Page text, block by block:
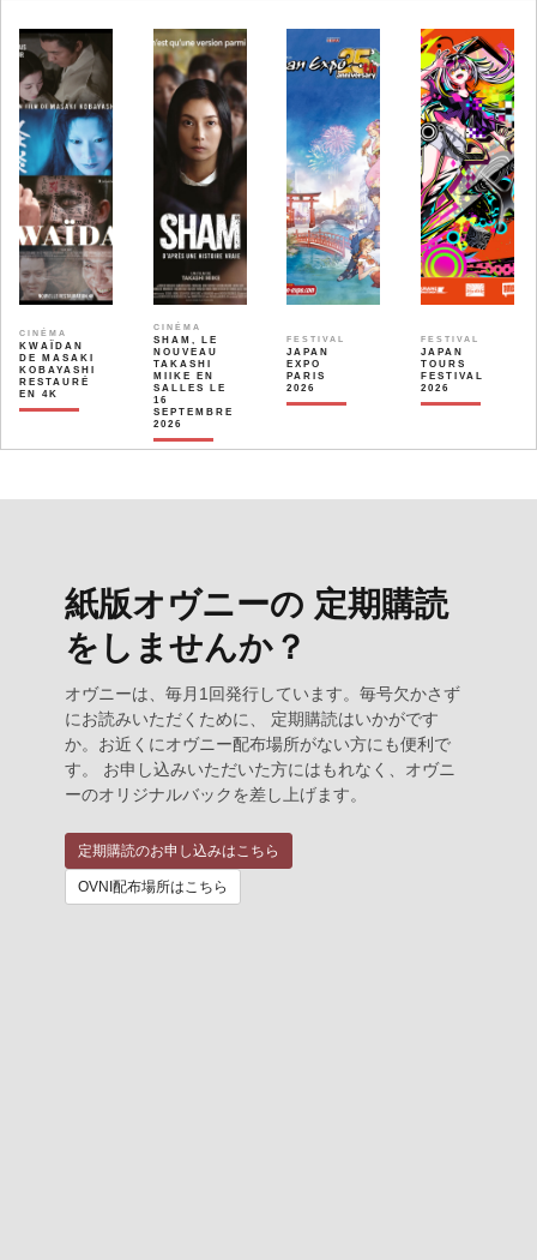
CINÉMA
KWAÏDAN
DE MASAKI
KOBAYASHI
RESTAURÉ
EN 4K
CINÉMA
SHAM, LE
NOUVEAU
TAKASHI
MIIKE EN
SALLES LE
16
SEPTEMBRE
2026
FESTIVAL
JAPAN
EXPO
PARIS
2026
FESTIVAL
JAPAN
TOURS
FESTIVAL
2026
紙版オヴニーの 定期購読
をしませんか？
オヴニーは、毎月1回発行しています。毎号欠かさず
にお読みいただくために、 定期購読はいかがです
か。お近くにオヴニー配布場所がない方にも便利で
す。 お申し込みいただいた方にはもれなく、オヴニ
ーのオリジナルバックを差し上げます。
定期購読のお申し込みはこちら
OVNI配布場所はこちら